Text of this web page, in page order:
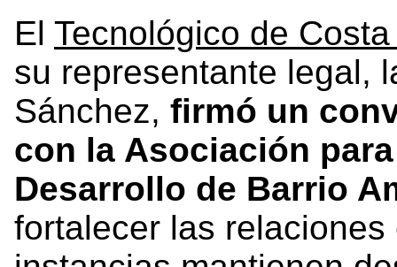
El Tecnológico de
su representante legal,
Sánchez, firmó un
con la Asociación
Desarrollo de Barrio
fortalecer las